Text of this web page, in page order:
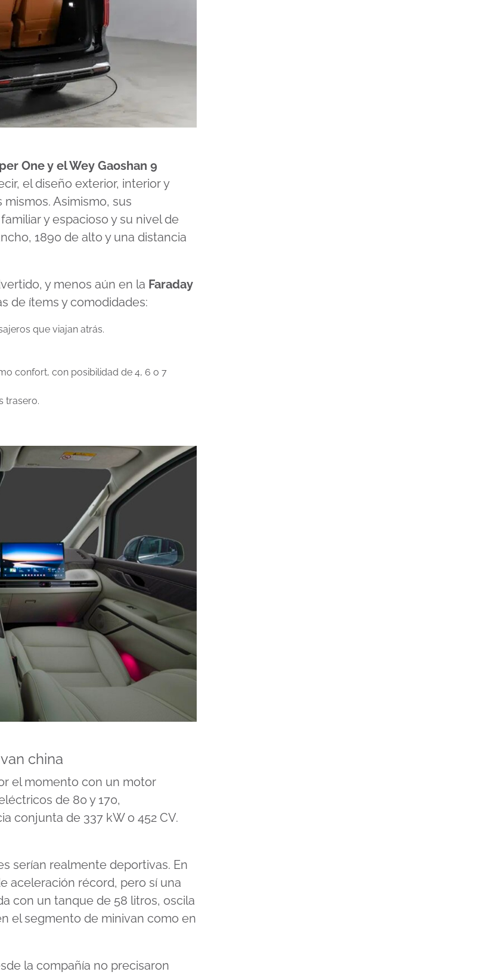
One y el Wey Gaoshan 9
el diseño exterior, interior y
Asimismo, sus
y espacioso y su nivel de
1890 de alto y una distancia
y menos aún en la Faraday
de ítems y comodidades:
que viajan atrás.
confort, con posibilidad de 4, 6 o 7
trasero.
china
el momento con un motor
de 80 y 170,
conjunta de 337 kW o 452 CV.
serían realmente deportivas. En
aceleración récord, pero sí una
con un tanque de 58 litros, oscila
el segmento de minivan como en
la compañía no precisaron